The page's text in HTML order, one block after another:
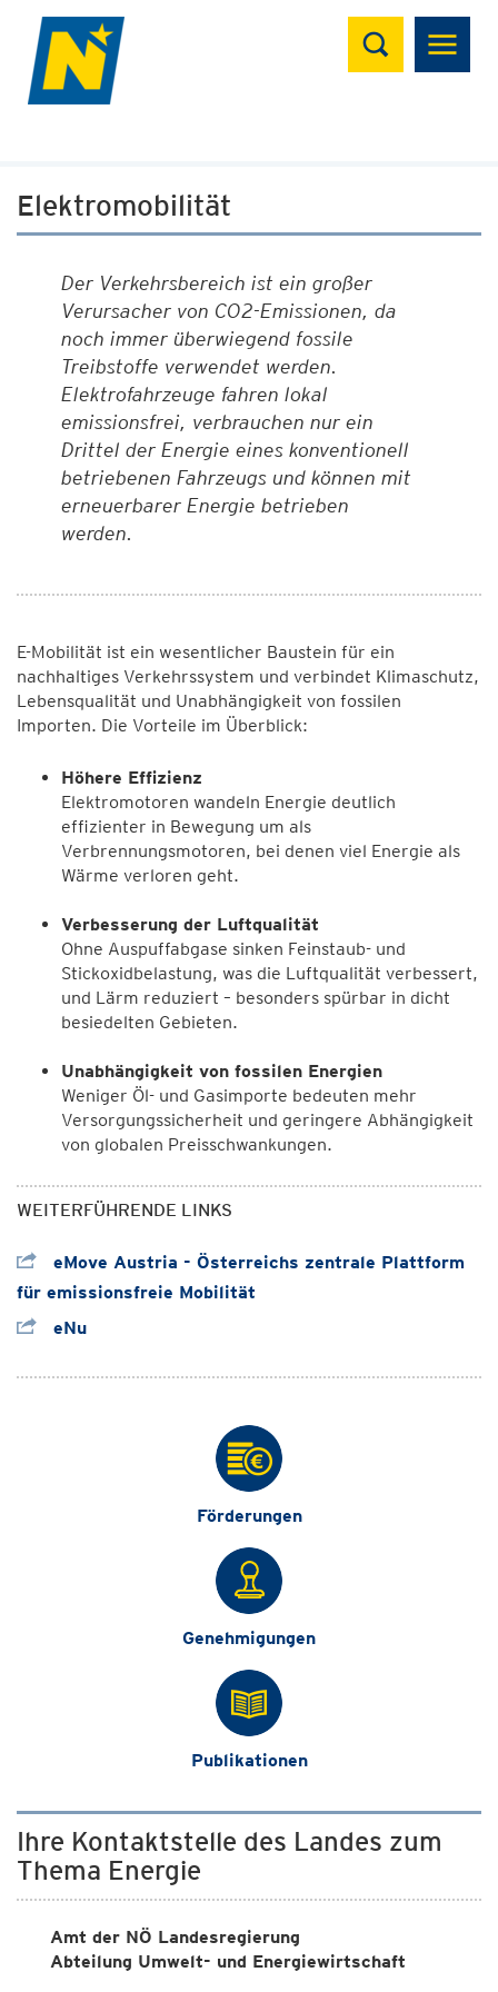
Suchen
Elektromobilität
Der Verkehrsbereich ist ein großer
Verursacher von CO2-Emissionen, da
noch immer überwiegend fossile
Treibstoffe verwendet werden.
Elektrofahrzeuge fahren lokal
emissionsfrei, verbrauchen nur ein
Drittel der Energie eines konventionell
betriebenen Fahrzeugs und können mit
erneuerbarer Energie betrieben
werden.
E-Mobilität ist ein wesentlicher Baustein für ein
nachhaltiges Verkehrssystem und verbindet Klimaschutz,
Lebensqualität und Unabhängigkeit von fossilen
Importen. Die Vorteile im Überblick:
Höhere Effizienz
Elektromotoren wandeln Energie deutlich
effizienter in Bewegung um als
Verbrennungsmotoren, bei denen viel Energie als
Wärme verloren geht.
Verbesserung der Luftqualität
Ohne Auspuffabgase sinken Feinstaub- und
Stickoxidbelastung, was die Luftqualität verbessert,
und Lärm reduziert – besonders spürbar in dicht
besiedelten Gebieten.
Unabhängigkeit von fossilen Energien
Weniger Öl- und Gasimporte bedeuten mehr
Versorgungssicherheit und geringere Abhängigkeit
von globalen Preisschwankungen.
WEITERFÜHRENDE LINKS
eMove Austria - Österreichs zentrale Plattform
für emissionsfreie Mobilität
eNu
Förderungen
Genehmigungen
Publikationen
Ihre Kontaktstelle des Landes zum
Thema Energie
Amt der NÖ Landesregierung
Abteilung Umwelt- und Energiewirtschaft